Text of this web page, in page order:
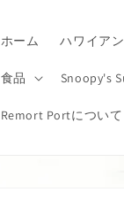
ホーム ハワイア
食品 Snoopy's
Remort Portについて